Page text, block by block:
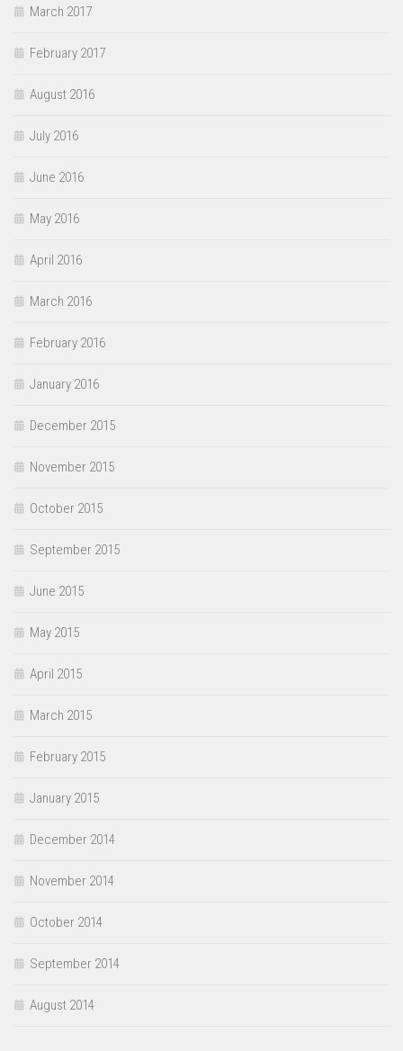
March 2017
February 2017
August 2016
July 2016
June 2016
May 2016
April 2016
March 2016
February 2016
January 2016
December 2015
November 2015
October 2015
September 2015
June 2015
May 2015
April 2015
March 2015
February 2015
January 2015
December 2014
November 2014
October 2014
September 2014
August 2014